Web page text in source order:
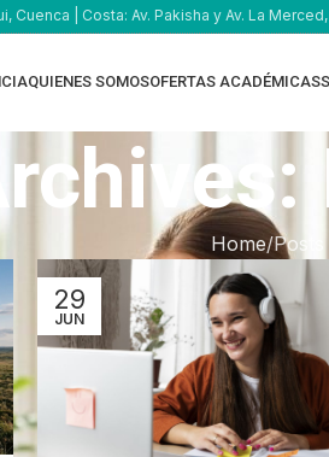
Cuenca | Costa: Av. Pakisha y Av. La
QUIENES SOMOSOFERTAS ACADÉMICAS
Home
29
JUN